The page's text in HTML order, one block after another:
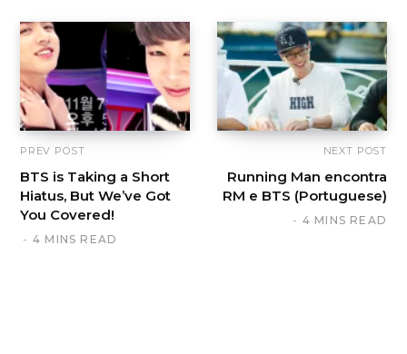
PREV POST
BTS is Taking a Short
Hiatus, But We’ve Got
You Covered!
4 MINS READ
NEXT POST
Running Man encontra
RM e BTS (Portuguese)
4 MINS READ